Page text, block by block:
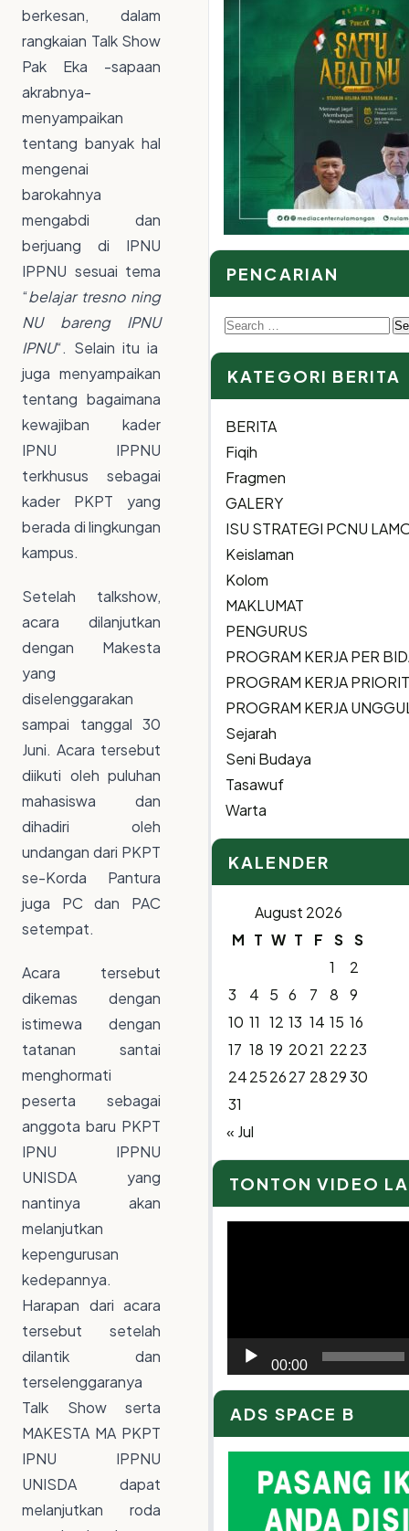
berkesan, dalam
rangkaian Talk Show
Pak Eka -sapaan
akrabnya-
menyampaikan
tentang banyak hal
mengenai
barokahnya
mengabdi dan
berjuang di IPNU
IPPNU sesuai tema
“belajar tresno ning
NU bareng IPNU
IPNU“. Selain itu ia
juga menyampaikan
tentang bagaimana
kewajiban kader
IPNU IPPNU
terkhusus sebagai
kader PKPT yang
berada di lingkungan
kampus.
Setelah talkshow,
acara dilanjutkan
dengan Makesta
yang
diselenggarakan
sampai tanggal 30
Juni. Acara tersebut
diikuti oleh puluhan
mahasiswa dan
dihadiri oleh
undangan dari PKPT
se-Korda Pantura
juga PC dan PAC
setempat.
Acara tersebut
dikemas dengan
istimewa dengan
tatanan santai
menghormati
peserta sebagai
anggota baru PKPT
IPNU IPPNU
UNISDA yang
nantinya akan
melanjutkan
kepengurusan
kedepannya.
Harapan dari acara
tersebut setelah
dilantik dan
terselenggaranya
Talk Show serta
MAKESTA MA PKPT
IPNU IPPNU
UNISDA dapat
melanjutkan roda
PENCARIAN
Search
for:
KATEGORI BERITA
BERITA
Fiqih
Fragmen
GALERY
ISU STRATEGI PCNU
Keislaman
Kolom
MAKLUMAT
PENGURUS
PROGRAM KERJA PER
PROGRAM KERJA
PROGRAM KERJA
Sejarah
Seni Budaya
Tasawuf
Warta
KALENDER
August 2026
M T W T F S S
1
2
3
4 5 6 7 8
9
10 11 12 13 14 15 16
17 18 19 2021 2223
24252627 282930
31
« Jul
TONTON VIDEO
00:00
ADS SPACE B